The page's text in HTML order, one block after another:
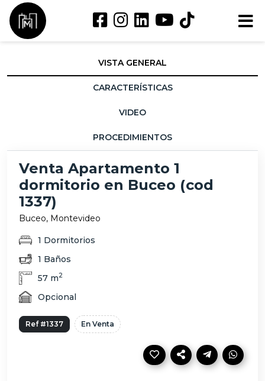
VISTA GENERAL
CARACTERÍSTICAS
VIDEO
PROCEDIMIENTOS
Venta Apartamento 1
dormitorio en Buceo (cod
1337)
Buceo, Montevideo
1 Dormitorios
1 Baños
57 m2
Opcional
Ref #1337 En Venta